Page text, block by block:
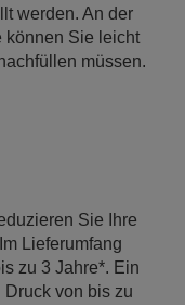
werden. An der
können Sie leicht
müssen.
Sie Ihre
Lieferumfang
zu 3 Jahre*. Ein
von bis zu